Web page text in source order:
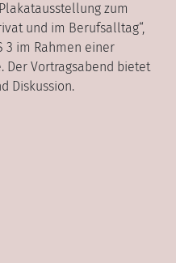
zum
und im Berufsalltag“,
3 im Rahmen einer
Der Vortragsabend bietet
Diskussion.